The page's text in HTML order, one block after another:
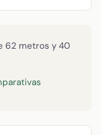
62 metros y 40